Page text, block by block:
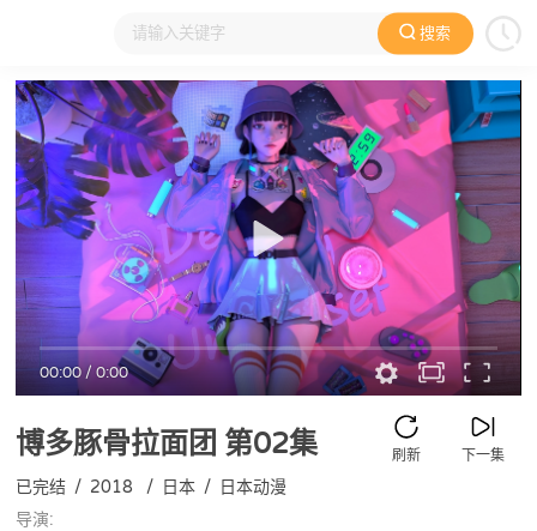
搜索
大家在看 日本动漫 国产动漫 欧美动漫 动漫电影
00:00/0:00
博多豚骨拉面团 第02集 下一集
刷新
已完结 / 2018 / 日本 / 日本动漫
导演: